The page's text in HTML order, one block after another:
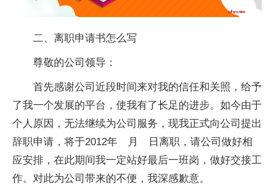
二、离职申请书怎么写
尊敬的公司领导：
首先感谢公司近段时间来对我的信任和关照，给予
了我一个发展的平台，使我有了长足的进步。如今由于
个人原因，无法继续为公司服务，现我正式向公司提出
辞职申请，将于2012年 月 日离职，请公司做好相
应安排，在此期间我一定站好最后一班岗，做好交接工
作。对此为公司带来的不便，我深感歉意。